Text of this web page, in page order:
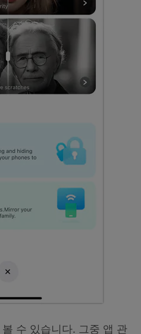
수 있습니다. 그중 앱 관